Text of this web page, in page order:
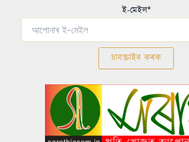
ই-মেইল*